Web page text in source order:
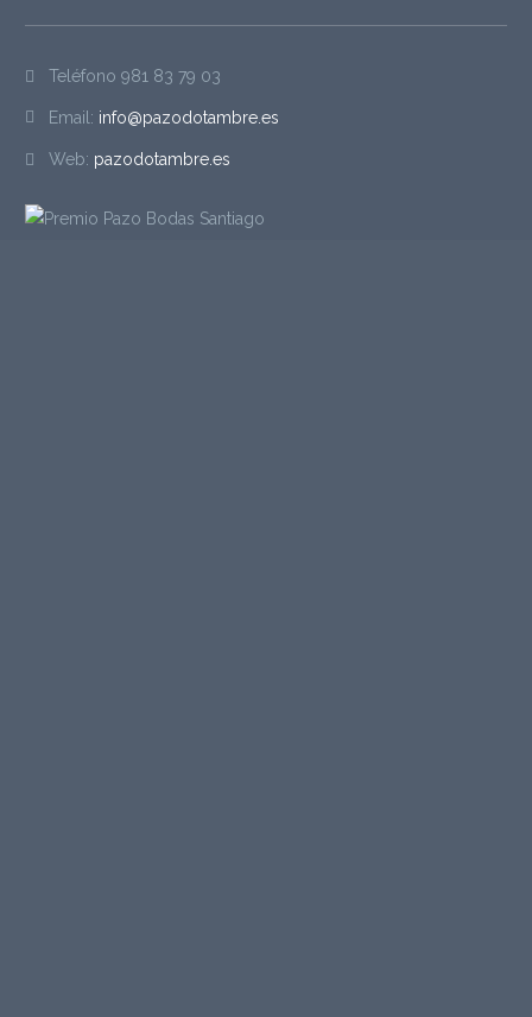
Teléfono 981 83 79 03
Email: info@pazodotambre.es
Web: pazodotambre.es